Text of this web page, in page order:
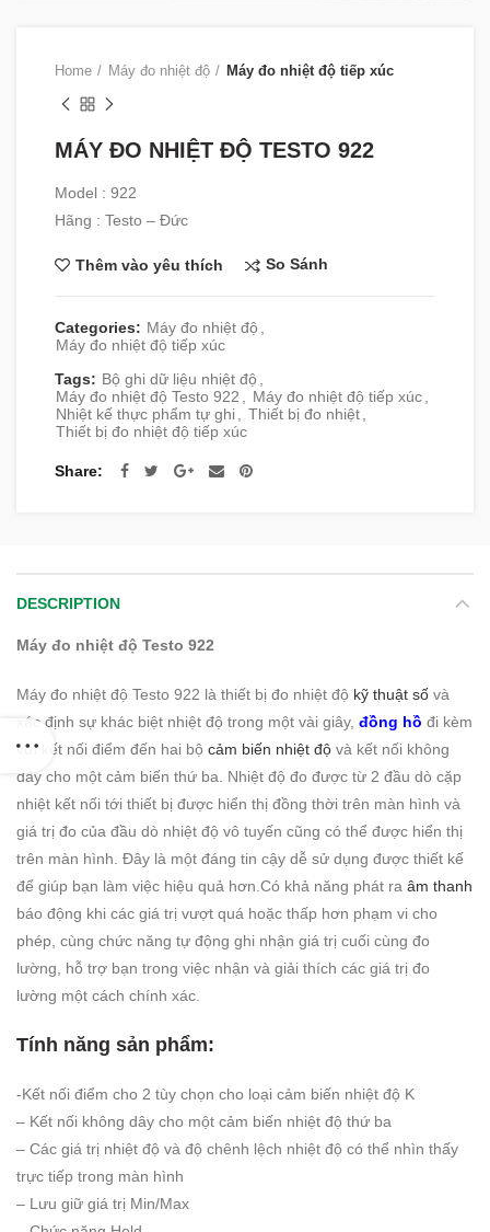
Home Máy đo nhiệt độ Máy đo nhiệt độ tiếp xúc
MÁY ĐO NHIỆT ĐỘ TESTO 922
Model : 922
Hãng : Testo – Đức
Thêm vào yêu thích So Sánh
Categories: Máy đo nhiệt độ
Máy đo nhiệt độ tiếp xúc
Tags: Bộ ghi dữ liệu nhiệt độ
Máy đo nhiệt độ Testo 922
Máy đo nhiệt độ tiếp xúc
Nhiệt kế thực phẩm tự ghi
Thiết bị đo nhiệt
Thiết bị đo nhiệt độ tiếp xúc
Share
DESCRIPTION
Máy đo nhiệt độ Testo 922
Máy đo nhiệt độ Testo 922 là thiết bị đo nhiệt độ kỹ thuật số và
xác định sự khác biệt nhiệt độ trong một vài giây, đồng hồ đi kèm
với kết nối điểm đến hai bộ cảm biến nhiệt độ và kết nối không
dây cho một cảm biến thứ ba. Nhiệt độ đo được từ 2 đầu dò cặp
nhiệt kết nối tới thiết bị được hiển thị đồng thời trên màn hình và
giá trị đo của đầu dò nhiệt độ vô tuyến cũng có thể được hiển thị
trên màn hình. Đây là một đáng tin cậy dễ sử dụng được thiết kế
để giúp bạn làm việc hiệu quả hơn.Có khả năng phát ra âm thanh
báo động khi các giá trị vượt quá hoặc thấp hơn phạm vi cho
phép, cùng chức năng tự động ghi nhận giá trị cuối cùng đo
lường, hỗ trợ bạn trong việc nhận và giải thích các giá trị đo
lường một cách chính xác.
Tính năng sản phẩm:
-Kết nối điểm cho 2 tùy chọn cho loại cảm biến nhiệt độ K
– Kết nối không dây cho một cảm biến nhiệt độ thứ ba
– Các giá trị nhiệt độ và độ chênh lệch nhiệt độ có thể nhìn thấy
trực tiếp trong màn hình
– Lưu giữ giá trị Min/Max